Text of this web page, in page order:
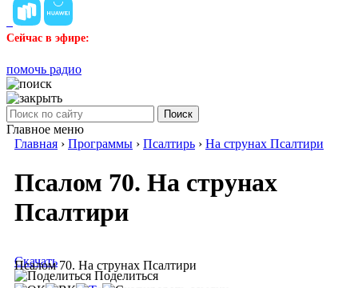
Сейчас в эфире:
помочь радио
Поиск
Главное меню
Главная › Программы › Псалтирь › На струнах Псалтири
Псалом 70. На струнах
Псалтири
Псалом 70. На струнах Псалтири
Скачать
Поделиться